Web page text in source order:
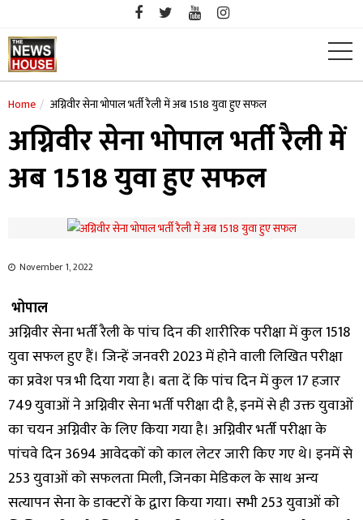
content
Home अग्निवीर सेना भोपाल भर्ती रैली में अब 1518 युवा हुए सफल
अग्निवीर सेना भोपाल भर्ती रैली में
अब 1518 युवा हुए सफल
November 1, 2022
भोपाल
अग्निवीर सेना भर्ती रैली के पांच दिन की शारीरिक परीक्षा में कुल 1518
युवा सफल हुए हैं। जिन्हें जनवरी 2023 में होने वाली लिखित परीक्षा
का प्रवेश पत्र भी दिया गया है। बता दें कि पांच दिन में कुल 17 हजार
749 युवाओं ने अग्निवीर सेना भर्ती परीक्षा दी है, इनमें से ही उक्त युवाओं
का चयन अग्निवीर के लिए किया गया है। अग्निवीर भर्ती परीक्षा के
पांचवे दिन 3694 आवेदकों को काल लेटर जारी किए गए थे। इनमें से
253 युवाओं को सफलता मिली, जिनका मेडिकल के साथ अन्य
सत्यापन सेना के डाक्टरों के द्वारा किया गया। सभी 253 युवाओं को